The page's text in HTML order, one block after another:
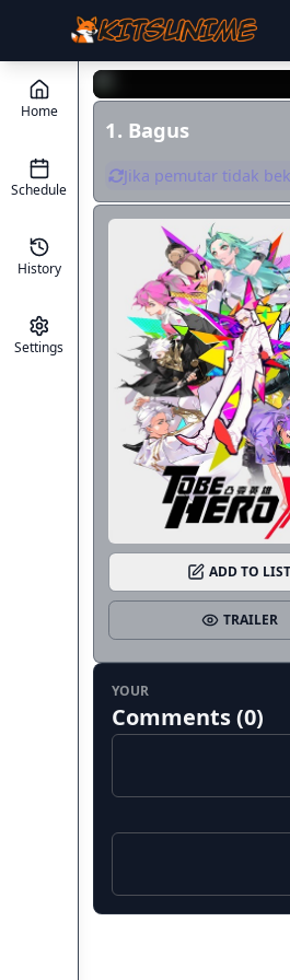
Home
Schedule
History
Settings
1. Bagus
Jika pemutar tidak
ADD TO LIST
TRAILER
YOUR
Comments (0)